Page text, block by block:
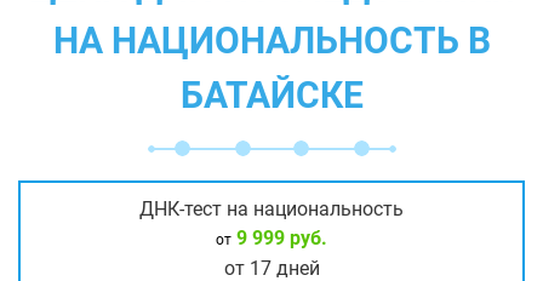
НА НАЦИОНАЛЬНОСТЬ В
БАТАЙСКЕ
ДНК-тест на национальность
от 9 999 руб.
от 17 дней